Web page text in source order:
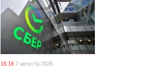
16:16 7 августа 2026